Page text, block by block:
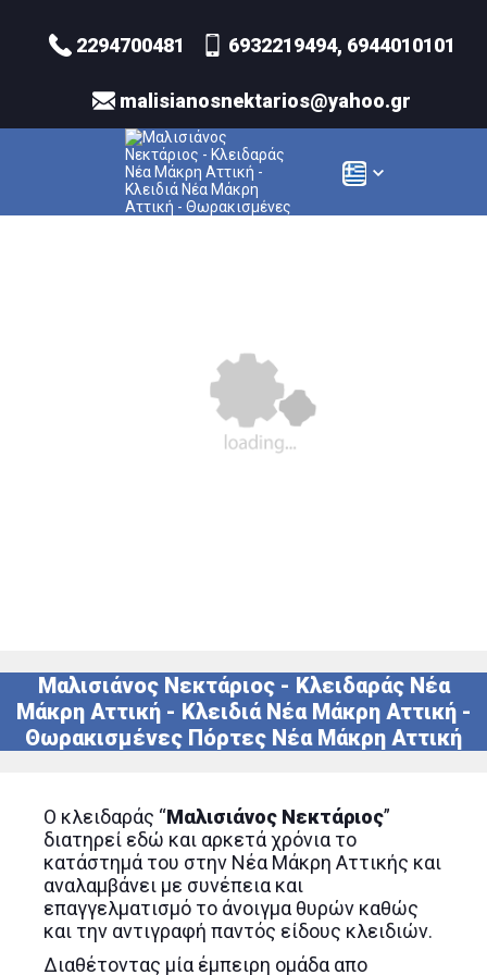
2294700481 6932219494, 6944010101
malisianosnektarios@yahoo.gr
Μαλισιάνος Νεκτάριος - Κλειδαράς Νέα
Μάκρη Αττική - Κλειδιά Νέα Μάκρη Αττική -
Θωρακισμένες Πόρτες Νέα Μάκρη Αττική
Ο κλειδαράς “Μαλισιάνος Νεκτάριος”
διατηρεί εδώ και αρκετά χρόνια το
κατάστημά του στην Νέα Μάκρη Αττικής και
αναλαμβάνει με συνέπεια και
επαγγελματισμό το άνοιγμα θυρών καθώς
και την αντιγραφή παντός είδους κλειδιών.
Διαθέτοντας μία έμπειρη ομάδα απο